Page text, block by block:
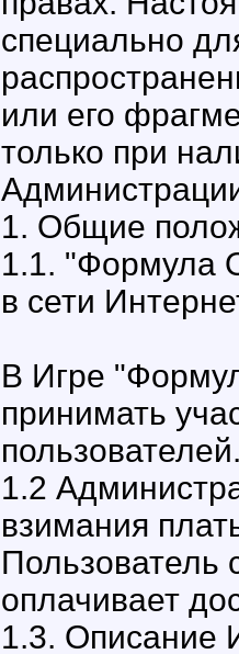
специально
или его
только при
1. Общие
1.1. "Формула
в сети
В Игре
принимать
1.2
взимания
Пользователь
оплачивает
1.3. Описание